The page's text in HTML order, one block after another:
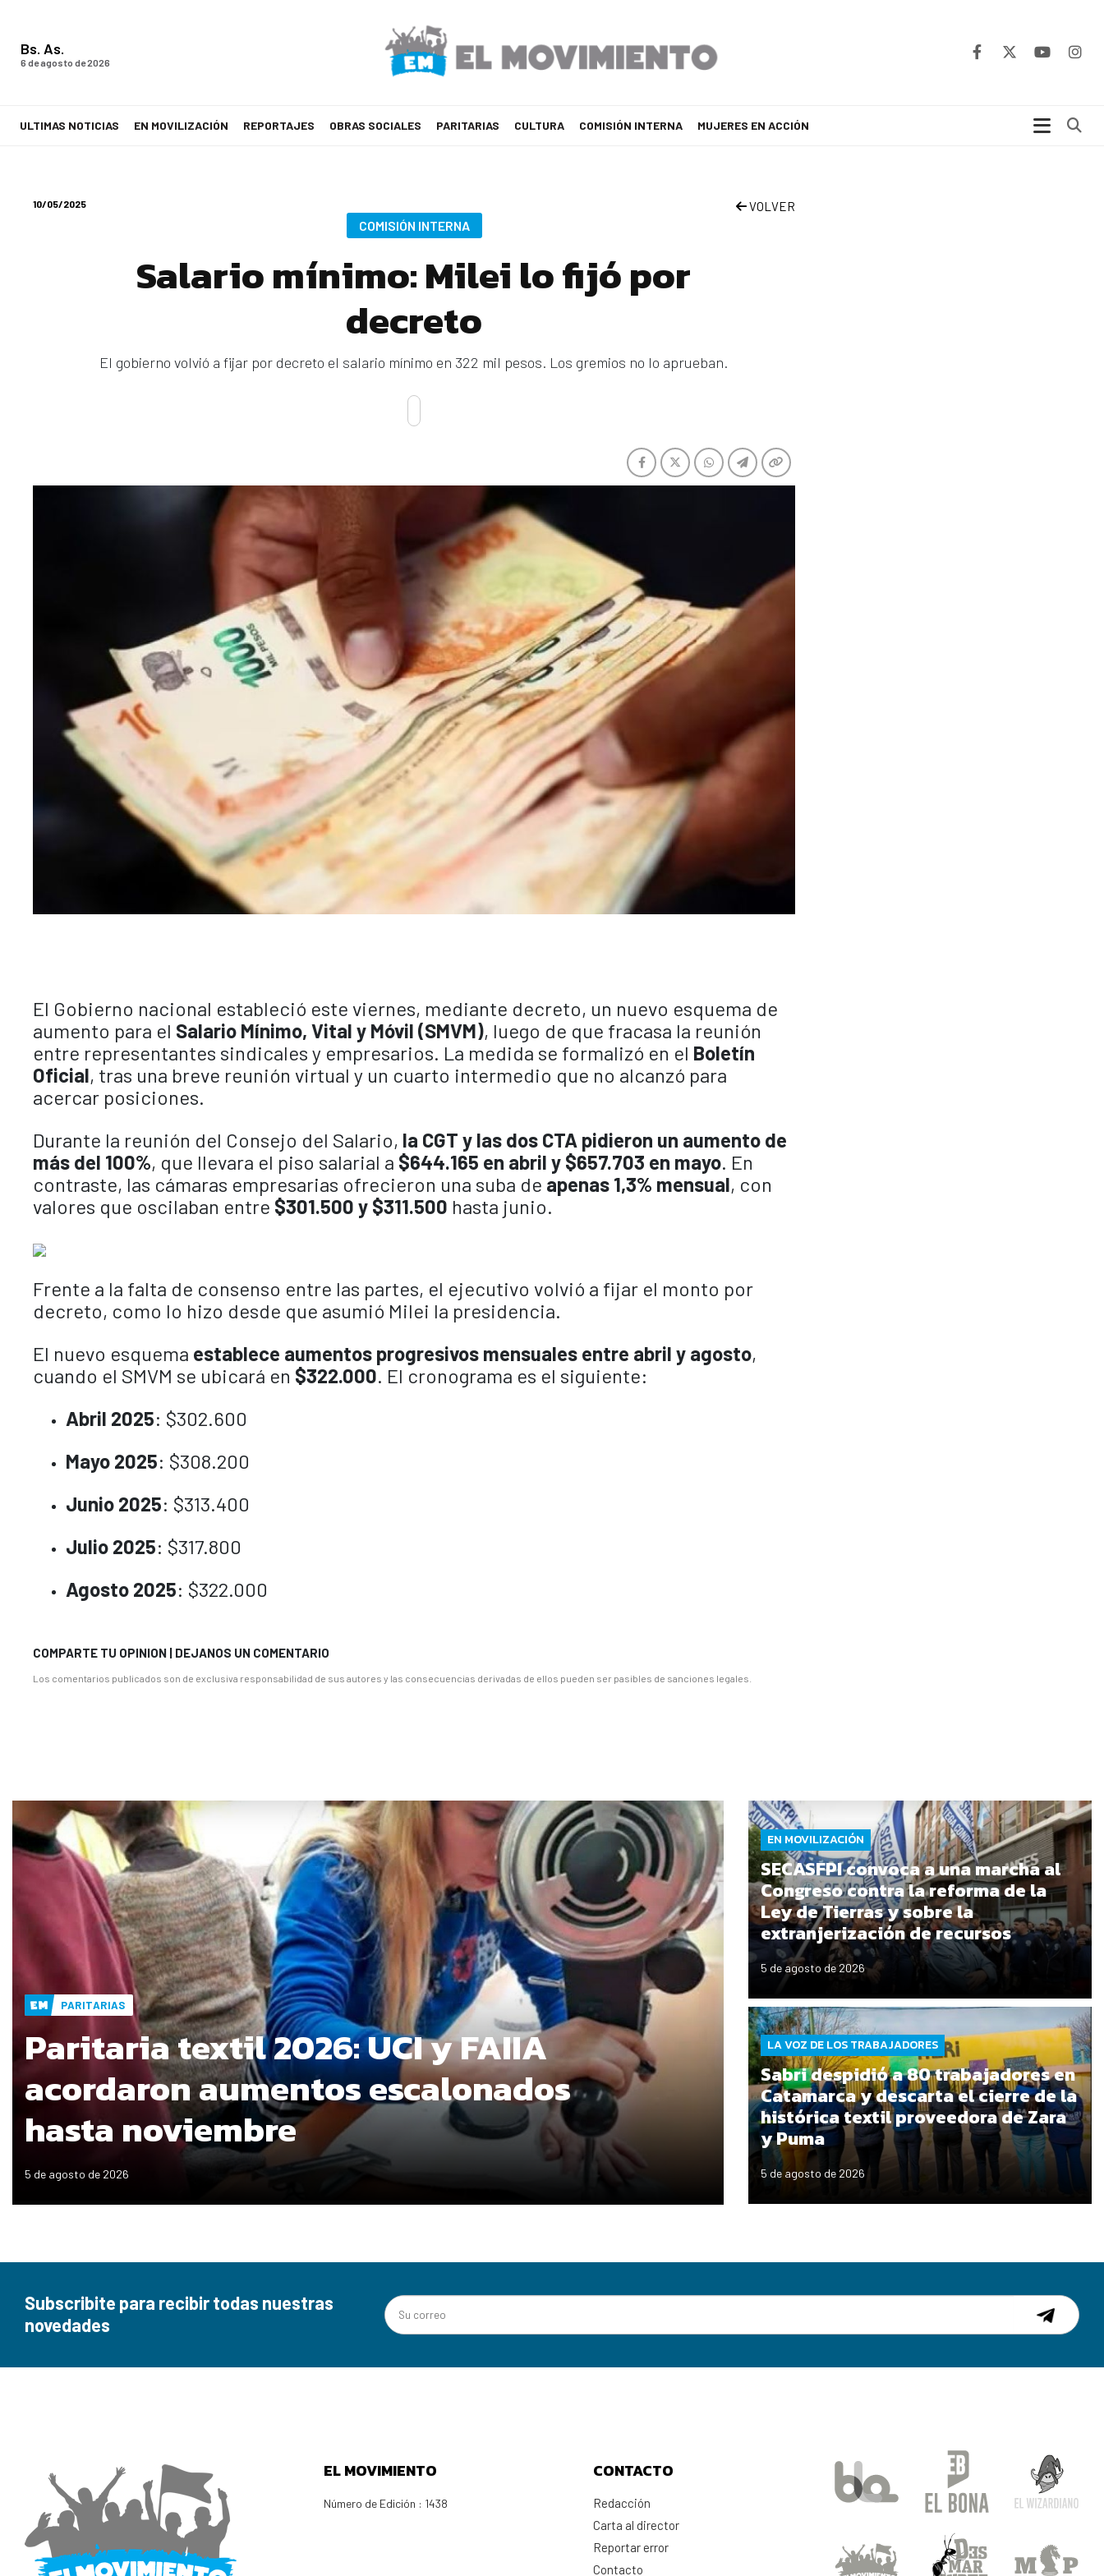
Bs. As.
6 de agosto de 2026
ULTIMAS NOTICIAS EN MOVILIZACIÓN REPORTAJES OBRAS SOCIALES PARITARIAS CULTURA COMISIÓN INTERNA MUJERES EN ACCIÓN
10/05/2025 VOLVER
COMISIÓN INTERNA
Salario mínimo: Milei lo fijó por
decreto
El gobierno volvió a fijar por decreto el salario mínimo en 322 mil pesos. Los gremios no lo aprueban.
El Gobierno nacional estableció este viernes, mediante decreto, un nuevo esquema de
aumento para el Salario Mínimo, Vital y Móvil (SMVM), luego de que fracasa la reunión
entre representantes sindicales y empresarios. La medida se formalizó en el Boletín
Oficial, tras una breve reunión virtual y un cuarto intermedio que no alcanzó para
acercar posiciones.
Durante la reunión del Consejo del Salario, la CGT y las dos CTA pidieron un aumento de
más del 100%, que llevara el piso salarial a $644.165 en abril y $657.703 en mayo. En
contraste, las cámaras empresarias ofrecieron una suba de apenas 1,3% mensual, con
valores que oscilaban entre $301.500 y $311.500 hasta junio.
Frente a la falta de consenso entre las partes, el ejecutivo volvió a fijar el monto por
decreto, como lo hizo desde que asumió Milei la presidencia.
El nuevo esquema establece aumentos progresivos mensuales entre abril y agosto,
cuando el SMVM se ubicará en $322.000. El cronograma es el siguiente:
Abril 2025: $302.600
Mayo 2025: $308.200
Junio 2025: $313.400
Julio 2025: $317.800
Agosto 2025: $322.000
COMPARTE TU OPINION | DEJANOS UN COMENTARIO
Los comentarios publicados son de exclusiva responsabilidad de sus autores y las consecuencias derivadas de ellos pueden ser pasibles de sanciones legales.
PARITARIAS
Paritaria textil 2026: UCI y FAIIA
acordaron aumentos escalonados
hasta noviembre
5 de agosto de 2026
EN MOVILIZACIÓN
SECASFPI convoca a una marcha al
Congreso contra la reforma de la
Ley de Tierras y sobre la
extranjerización de recursos
5 de agosto de 2026
LA VOZ DE LOS TRABAJADORES
Sabri despidió a 80 trabajadores en
Catamarca y descarta el cierre de la
histórica textil proveedora de Zara
y Puma
5 de agosto de 2026
Subscribite para recibir todas nuestras
novedades
EL MOVIMIENTO
Número de Edición : 1438
CONTACTO
Redacción
Carta al director
Reportar error
Contacto